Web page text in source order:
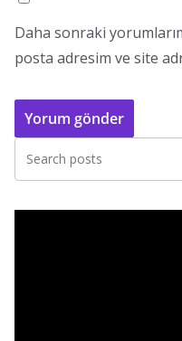
Daha sonraki
posta adresim ve site